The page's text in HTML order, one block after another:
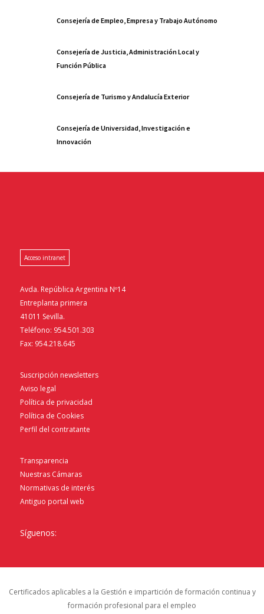
Consejería de Empleo, Empresa y Trabajo Autónomo
Consejería de Justicia, Administración Local y
Función Pública
Consejería de Turismo y Andalucía Exterior
Consejería de Universidad, Investigación e
Innovación
Acceso intranet
Avda. República Argentina Nº14
Entreplanta primera
41011 Sevilla.
Teléfono: 954.501.303
Fax: 954.218.645
Suscripción newsletters
Aviso legal
Política de privacidad
Política de Cookies
Perfil del contratante
Transparencia
Nuestras Cámaras
Normativas de interés
Antiguo portal web
Síguenos:
Certificados aplicables a la Gestión e impartición de formación continua y
formación profesional para el empleo